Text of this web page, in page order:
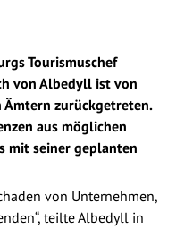
Tourismuschef
von Albedyll ist von
Ämtern zurückgetreten.
aus möglichen
mit seiner geplanten
von Unternehmen,
teilte Albedyll in